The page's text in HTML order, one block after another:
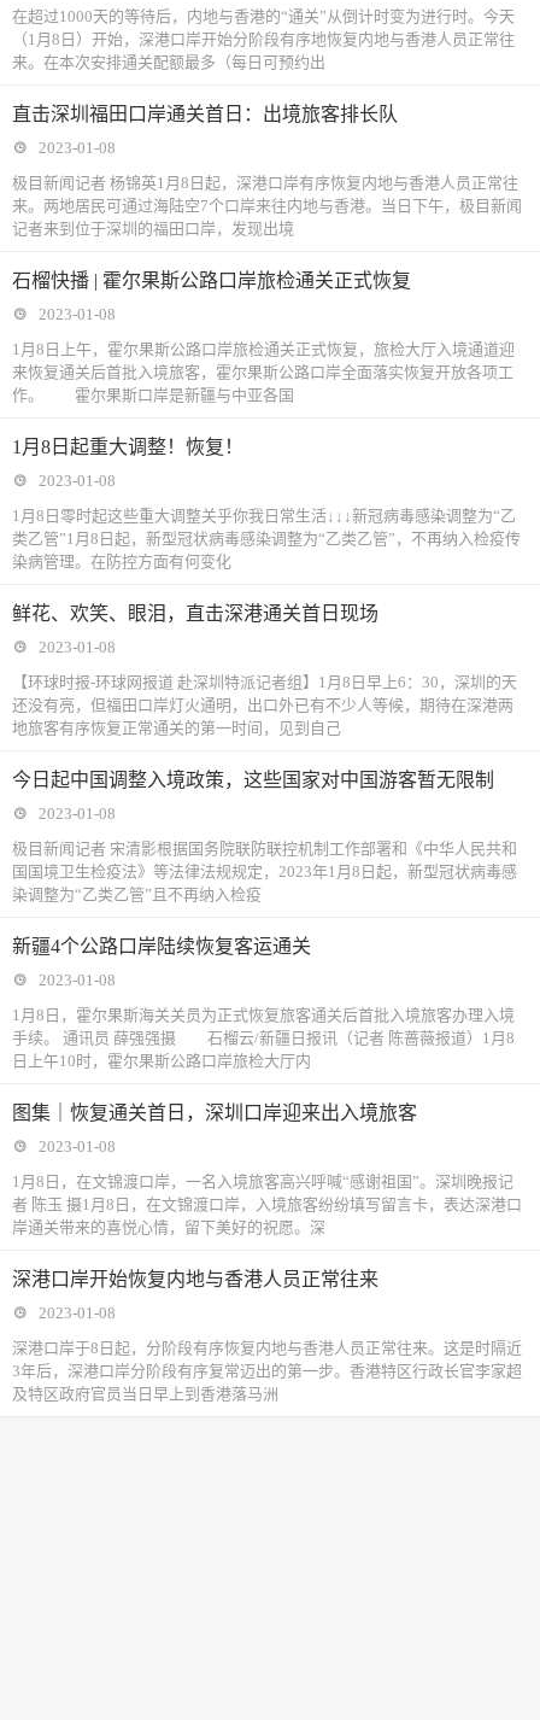
在超过1000天的等待后，内地与香港的“通关”从倒计时变为进行时。今天
（1月8日）开始，深港口岸开始分阶段有序地恢复内地与香港人员正常往
来。在本次安排通关配额最多（每日可预约出
直击深圳福田口岸通关首日：出境旅客排长队
2023-01-08
极目新闻记者 杨锦英1月8日起，深港口岸有序恢复内地与香港人员正常往
来。两地居民可通过海陆空7个口岸来往内地与香港。当日下午，极目新闻
记者来到位于深圳的福田口岸，发现出境
石榴快播 | 霍尔果斯公路口岸旅检通关正式恢复
2023-01-08
1月8日上午，霍尔果斯公路口岸旅检通关正式恢复，旅检大厅入境通道迎
来恢复通关后首批入境旅客，霍尔果斯公路口岸全面落实恢复开放各项工
作。 霍尔果斯口岸是新疆与中亚各国
1月8日起重大调整！恢复！
2023-01-08
1月8日零时起这些重大调整关乎你我日常生活↓↓↓新冠病毒感染调整为“乙
类乙管”1月8日起，新型冠状病毒感染调整为“乙类乙管”，不再纳入检疫传
染病管理。在防控方面有何变化
鲜花、欢笑、眼泪，直击深港通关首日现场
2023-01-08
【环球时报-环球网报道 赴深圳特派记者组】1月8日早上6：30，深圳的天
还没有亮，但福田口岸灯火通明，出口外已有不少人等候，期待在深港两
地旅客有序恢复正常通关的第一时间，见到自己
今日起中国调整入境政策，这些国家对中国游客暂无限制
2023-01-08
极目新闻记者 宋清影根据国务院联防联控机制工作部署和《中华人民共和
国国境卫生检疫法》等法律法规规定，2023年1月8日起，新型冠状病毒感
染调整为“乙类乙管”且不再纳入检疫
新疆4个公路口岸陆续恢复客运通关
2023-01-08
1月8日，霍尔果斯海关关员为正式恢复旅客通关后首批入境旅客办理入境
手续。 通讯员 薛强强摄 石榴云/新疆日报讯（记者 陈蔷薇报道）1月8
日上午10时，霍尔果斯公路口岸旅检大厅内
图集｜恢复通关首日，深圳口岸迎来出入境旅客
2023-01-08
1月8日，在文锦渡口岸，一名入境旅客高兴呼喊“感谢祖国”。深圳晚报记
者 陈玉 摄1月8日，在文锦渡口岸，入境旅客纷纷填写留言卡，表达深港口
岸通关带来的喜悦心情，留下美好的祝愿。深
深港口岸开始恢复内地与香港人员正常往来
2023-01-08
深港口岸于8日起，分阶段有序恢复内地与香港人员正常往来。这是时隔近
3年后，深港口岸分阶段有序复常迈出的第一步。香港特区行政长官李家超
及特区政府官员当日早上到香港落马洲